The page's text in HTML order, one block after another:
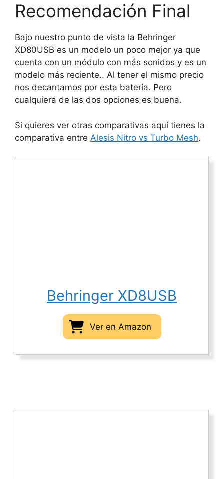
Recomendación Final
Bajo nuestro punto de vista la Behringer
XD80USB es un modelo un poco mejor ya que
cuenta con un módulo con más sonidos y es un
modelo más reciente.. Al tener el mismo precio
nos decantamos por esta batería. Pero
cualquiera de las dos opciones es buena.
Si quieres ver otras comparativas aquí tienes la
comparativa entre Alesis Nitro vs Turbo Mesh.
Behringer XD8USB
Ver en Amazon